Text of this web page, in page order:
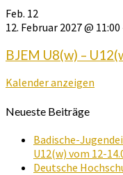
Feb. 12
12. Februar 2027 @ 11:00
BJEM U8(w) –
Kalender anzeigen
Neueste Beiträge
Badische-
U12(w) vom 12-
Deutsche